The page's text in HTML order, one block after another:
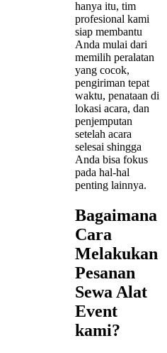
hanya itu, tim
profesional kami
siap membantu
Anda mulai dari
memilih peralatan
yang cocok,
pengiriman tepat
waktu, penataan di
lokasi acara, dan
penjemputan
setelah acara
selesai shingga
Anda bisa fokus
pada hal-hal
penting lainnya.
Bagaimana
Cara
Melakukan
Pesanan
Sewa Alat
Event
kami?